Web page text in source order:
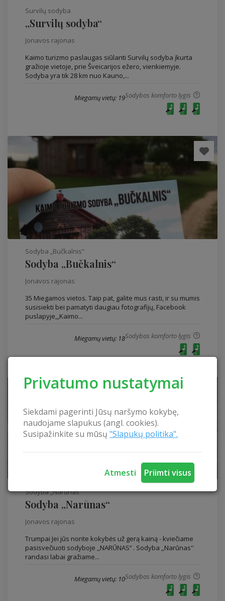
Privatumo nustatymai
Siekdami pagerinti Jūsų naršymo kokybę,
naudojame slapukus (angl. cookies).
Susipažinkite su mūsų "Slapukų politika".
Atmesti Priimti visus
Survilų sodyba
„Survilų sodyba“
Jonavos rajonas
Kaimo turizmo paslaugas siūlanti Survilų sodyba įkurta
gražioje vietoje, prie Šveicarijos ežero, vienkiemyje.
Sodyba yra tik 28 km nuo Kauno,...
Sodybos komforto lygis
Miegamų vietų: 19
Sodyba „Bučkalnis“
Sodyba „Bučkalnis“
Jonavos rajonas
35 Miegamos vietos. Taip pat, galite mus rasti, ir su mumis
susisiekti bei pamatyti daugiau fotografijų, Facebook
puslapyje,„Kaimo...
Sodybos komforto lygis
Miegamų vietų: 18
Sodyba „Narūnas“
Sodyba „Narūnas“
Jonavos rajonas
Trumpai Jei jūs norite kokybės už gerą kainą - kviečiame
pasisvečiuoti sodyboje ,,NARŪNAS‘‘ . Sodyba ,,Narūnas''
randasi labai gražiame...
Sodybos komforto lygis
Miegamų vietų: 10